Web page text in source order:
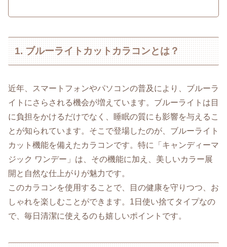
1. ブルーライトカットカラコンとは？
近年、スマートフォンやパソコンの普及により、ブルーラ
イトにさらされる機会が増えています。ブルーライトは目
に負担をかけるだけでなく、睡眠の質にも影響を与えるこ
とが知られています。そこで登場したのが、ブルーライト
カット機能を備えたカラコンです。特に「キャンディーマ
ジック ワンデー」は、その機能に加え、美しいカラー展
開と自然な仕上がりが魅力です。
このカラコンを使用することで、目の健康を守りつつ、お
しゃれを楽しむことができます。1日使い捨てタイプなの
で、毎日清潔に使えるのも嬉しいポイントです。